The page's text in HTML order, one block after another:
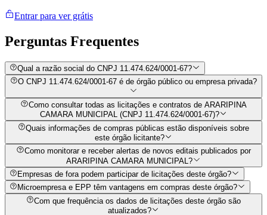
Entrar para ver grátis
Perguntas Frequentes
Qual a razão social do CNPJ 11.474.624/0001-67?
O CNPJ 11.474.624/0001-67 é de órgão público ou empresa privada?
Como consultar todas as licitações e contratos de ARARIPINA
CAMARA MUNICIPAL (CNPJ 11.474.624/0001-67)?
Quais informações de compras públicas estão disponíveis sobre
este órgão licitante?
Como monitorar e receber alertas de novos editais publicados por
ARARIPINA CAMARA MUNICIPAL?
Empresas de fora podem participar de licitações deste órgão?
Microempresa e EPP têm vantagens em compras deste órgão?
Com que frequência os dados de licitações deste órgão são
atualizados?